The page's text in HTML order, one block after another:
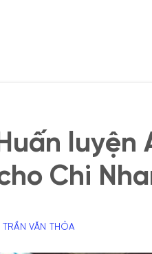
luyện
Chi
TRẦN VĂN THỎA